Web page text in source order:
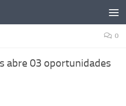
0
abre 03 oportunidades